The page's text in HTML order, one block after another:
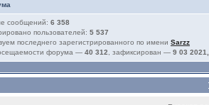
сообщений: 6 358
пользователей: 5 537
последнего зарегистрированного по имени Sarzz
форума — 40 312 , зафиксирован — 9 03